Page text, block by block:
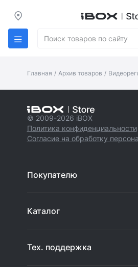
Главная / Архив товаров /
© 2009-2026 iBOX
Политика конфиденциальности
Согласие на обработку
Покупателю
Каталог
Тех. поддержка